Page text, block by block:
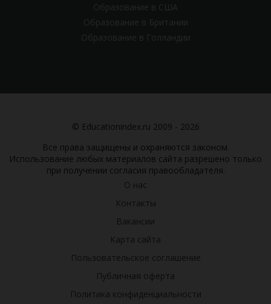
Образование в США
Образование в Британии
Образование в Голландии
© Educationindex.ru 2009 - 2026
Все права защищены и охраняются законом.
Использование любых материалов сайта разрешено только
при получении согласия правообладателя.
О нас
Контакты
Вакансии
Карта сайта
Пользовательское соглашение
Публичная оферта
Политика конфиденциальности